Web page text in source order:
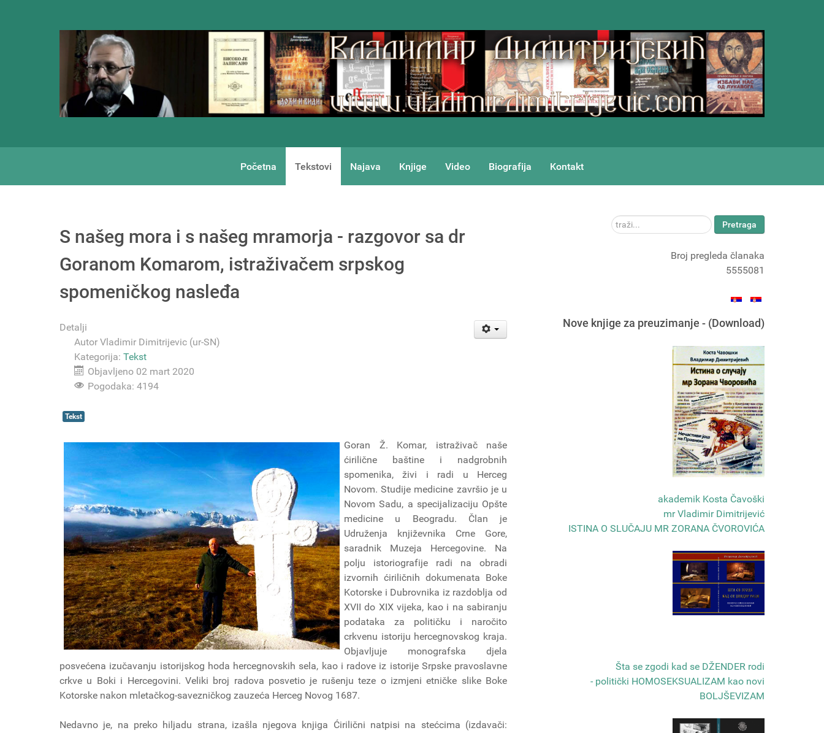
Početna Tekstovi Najava Knjige Video Biografija Kontakt
S našeg mora i s našeg mramorja - razgovor sa dr
Goranom Komarom, istraživačem srpskog
spomeničkog nasleđa
Detalji
Autor Vladimir Dimitrijevic (ur-SN)
Kategorija: Tekst
Objavljeno 02 mart 2020
Pogodaka: 4194
Tekst
Goran Ž. Komar, istraživač naše
ćirilične baštine i nadgrobnih
spomenika, živi i radi u Herceg
Novom. Studije medicine završio je u
Novom Sadu, a specijalizaciju Opšte
medicine u Beogradu. Član je
Udruženja književnika Crne Gore,
saradnik Muzeja Hercegovine. Na
polju istoriografije radi na obradi
izvornih ćiriličnih dokumenata Boke
Kotorske i Dubrovnika iz razdoblja od
XVII do XIX vijeka, kao i na sabiranju
podataka za političku i naročito
crkvenu istoriju hercegnovskog kraja.
Objavljuje monografska djela
posvećena izučavanju istorijskog hoda hercegnovskih sela, kao i radove iz istorije Srpske pravoslavne
crkve u Boki i Hercegovini. Veliki broj radova posvetio je rušenju teze o izmjeni etničke slike Boke
Kotorske nakon mletačkog-savezničkog zauzeća Herceg Novog 1687.
Nedavno je, na preko hiljadu strana, izašla njegova knjiga Ćirilični natpisi na stećcima (izdavači:
traži... Pretraga
Broj pregleda članaka
5555081
Nove knjige za preuzimanje - (Download)
akademik Kosta Čavoški
mr Vladimir Dimitrijević
ISTINA O SLUČAJU MR ZORANA ČVOROVIĆA
Šta se zgodi kad se DŽENDER rodi
- politički HOMOSEKSUALIZAM kao novi
BOLJŠEVIZAM